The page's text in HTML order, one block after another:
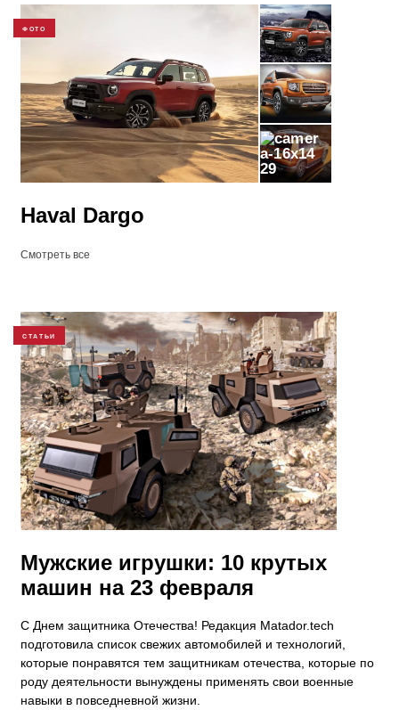
ФОТО
29
Haval Dargo
Смотреть все
СТАТЬИ
Мужские игрушки: 10 крутых
машин на 23 февраля
​С Днем защитника Отечества! Редакция Matador.tech
подготовила список свежих автомобилей и технологий,
которые понравятся тем защитникам отечества, которые по
роду деятельности вынуждены применять свои военные
навыки в повседневной жизни.